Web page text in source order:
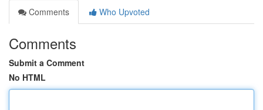
Comments
Who Upvoted
Comments
Submit a Comment
No HTML